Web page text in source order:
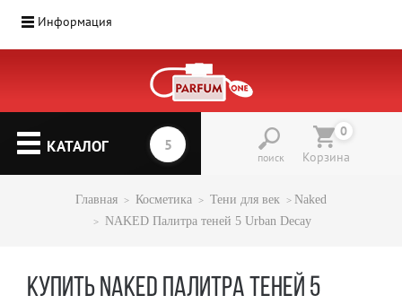
Информация
КАТАЛОГ
поиск
0
Корзина
Главная Косметика Тени для век
Naked
NAKED Палитра теней 5 Urban Decay
КУПИТЬ NAKED ПАЛИТРА ТЕНЕЙ 5